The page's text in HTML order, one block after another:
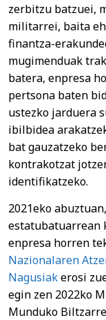
zerbitzu batzuei,
militarrei, baita
finantza-
mugimenduak
batera, enpresa
pertsona baten
ustezko jarduera
ibilbidea
bat gauzatzeko
kontrakotzat
identifikatzeko.
2021eko
estatubatuarrean
enpresa horren
Nazionalaren
Nagusiakerosi
egin zen 2022ko
Munduko